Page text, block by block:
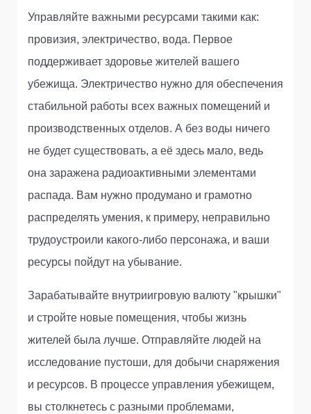
Управляйте важными ресурсами такими как:
провизия, электричество, вода. Первое
поддерживает здоровье жителей вашего
убежища. Электричество нужно для обеспечения
стабильной работы всех важных помещений и
производственных отделов. А без воды ничего
не будет существовать, а её здесь мало, ведь
она заражена радиоактивными элементами
распада. Вам нужно продумано и грамотно
распределять умения, к примеру, неправильно
трудоустроили какого-либо персонажа, и ваши
ресурсы пойдут на убывание.
Зарабатывайте внутриигровую валюту "крышки"
и стройте новые помещения, чтобы жизнь
жителей была лучше. Отправляйте людей на
исследование пустоши, для добычи снаряжения
и ресурсов. В процессе управления убежищем,
вы столкнетесь с разными проблемами,